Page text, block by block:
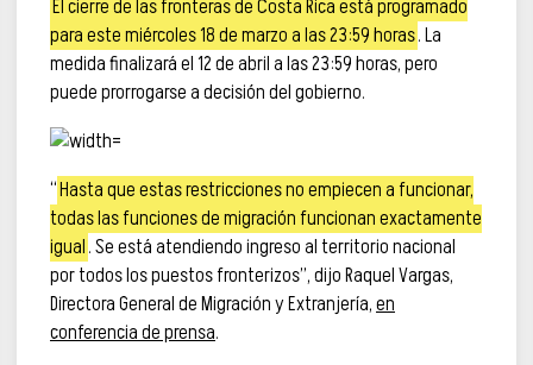
El cierre de las fronteras de Costa Rica está programado
para este miércoles 18 de marzo a las 23:59 horas. La
medida finalizará el 12 de abril a las 23:59 horas, pero
puede prorrogarse a decisión del gobierno.
“Hasta que estas restricciones no empiecen a funcionar,
todas las funciones de migración funcionan exactamente
igual. Se está atendiendo ingreso al territorio nacional
por todos los puestos fronterizos”, dijo Raquel Vargas,
Directora General de Migración y Extranjería,en
conferencia de prensa.